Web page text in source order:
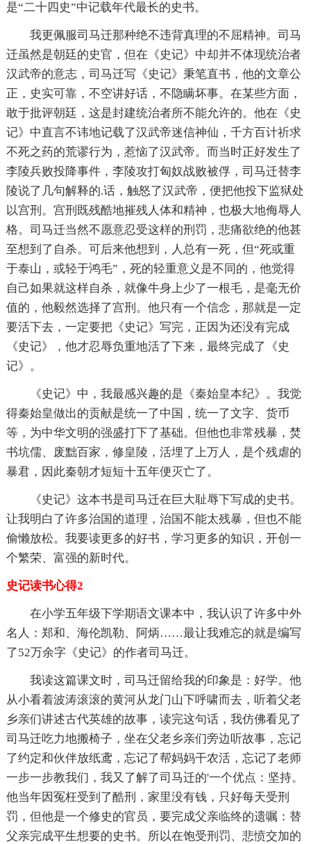
是“二十四史”中记载年代最长的史书。
我更佩服司马迁那种绝不违背真理的不屈精神。司马
迁虽然是朝廷的史官，但在《史记》中却并不体现统治者
汉武帝的意志，司马迁写《史记》秉笔直书，他的文章公
正，史实可靠，不空讲好话，不隐瞒坏事。在某些方面，
敢于批评朝廷，这是封建统治者所不能允许的。他在《史
记》中直言不讳地记载了汉武帝迷信神仙，千方百计祈求
不死之药的荒谬行为，惹恼了汉武帝。而当时正好发生了
李陵兵败投降事件，李陵攻打匈奴战败被俘，司马迁替李
陵说了几句解释的.话，触怒了汉武帝，便把他投下监狱处
以宫刑。宫刑既残酷地摧残人体和精神，也极大地侮辱人
格。司马迁当然不愿意忍受这样的刑罚，悲痛欲绝的他甚
至想到了自杀。可后来他想到，人总有一死，但“死或重
于泰山，或轻于鸿毛”，死的轻重意义是不同的，他觉得
自己如果就这样自杀，就像牛身上少了一根毛，是毫无价
值的，他毅然选择了宫刑。他只有一个信念，那就是一定
要活下去，一定要把《史记》写完，正因为还没有完成
《史记》，他才忍辱负重地活了下来，最终完成了《史
记》。
《史记》中，我最感兴趣的是《秦始皇本纪》。我觉
得秦始皇做出的贡献是统一了中国，统一了文字、货币
等，为中华文明的强盛打下了基础。但他也非常残暴，焚
书坑儒、废黜百家，修皇陵，活埋了上万人，是个残虐的
暴君，因此秦朝才短短十五年便灭亡了。
《史记》这本书是司马迁在巨大耻辱下写成的史书。
让我明白了许多治国的道理，治国不能太残暴，但也不能
偷懒放松。我要读更多的好书，学习更多的知识，开创一
个繁荣、富强的新时代。
史记读书心得2
在小学五年级下学期语文课本中，我认识了许多中外
名人：郑和、海伦凯勒、阿炳……最让我难忘的就是编写
了52万余字《史记》的作者司马迁。
我读这篇课文时，司马迁留给我的印象是：好学。他
从小看着波涛滚滚的黄河从龙门山下呼啸而去，听着父老
乡亲们讲述古代英雄的故事，读完这句话，我仿佛看见了
司马迁吃力地搬椅子，坐在父老乡亲们旁边听故事，忘记
了约定和伙伴放纸鸢，忘记了帮妈妈干农活，忘记了老师
一步一步教我们，我又了解了司马迁的'一个优点：坚持。
他当年因冤枉受到了酷刑，家里没有钱，只好每天受刑
罚，但他是一个修史的官员，要完成父亲临终的遗嘱：替
父亲完成平生想要的史书。所以在饱受刑罚、悲愤交加的